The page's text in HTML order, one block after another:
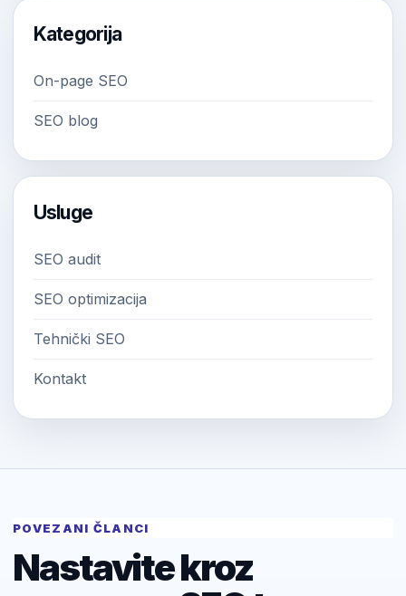
Kategorija
On-page SEO
SEO blog
Usluge
SEO audit
SEO optimizacija
Tehnički SEO
Kontakt
POVEZANI ČLANCI
Nastavite kroz